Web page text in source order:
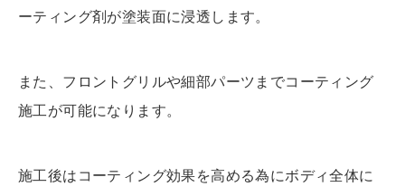
ーティング剤が塗装面に浸透します。
また、フロントグリルや細部パーツまでコーティング
施工が可能になります。
施工後はコーティング効果を高める為にボディ全体に